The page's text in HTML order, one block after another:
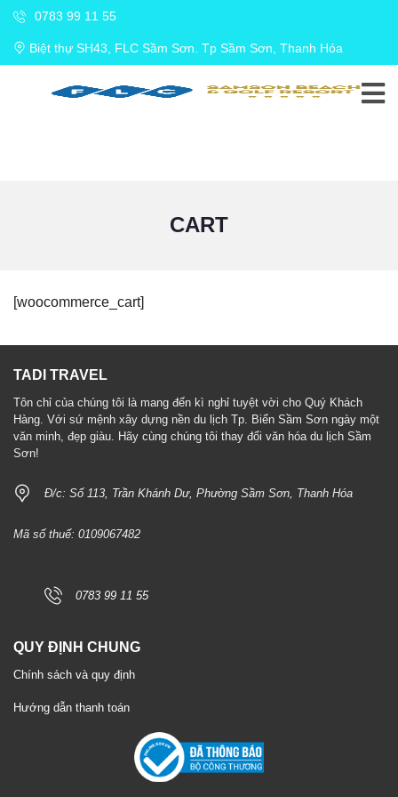
0783 99 11 55
Biệt thự SH43, FLC Sầm Sơn. Tp Sầm Sơn, Thanh Hóa
CART
[woocommerce_cart]
TADI TRAVEL
Tôn chỉ của chúng tôi là mang đến kì nghỉ tuyệt vời cho Quý Khách
Hàng. Với sứ mệnh xây dựng nền du lịch Tp. Biển Sầm Sơn ngày một
văn minh, đẹp giàu. Hãy cùng chúng tôi thay đổi văn hóa du lịch Sầm
Sơn!
Đ/c: Số 113, Trần Khánh Dư, Phường Sầm Sơn, Thanh Hóa
Mã số thuế: 0109067482
0783 99 11 55
QUY ĐỊNH CHUNG
Chính sách và quy định
Hướng dẫn thanh toán